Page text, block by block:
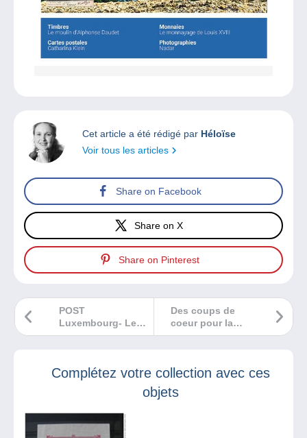
Cet article a été rédigé par Héloïse
Voir tous les articles
Share on Facebook
Share on X
Share on Pinterest
Des coups de
coeur pour la
rentrée
POST
Luxembourg- Les
émissions de
Complétez votre collection avec ces
objets